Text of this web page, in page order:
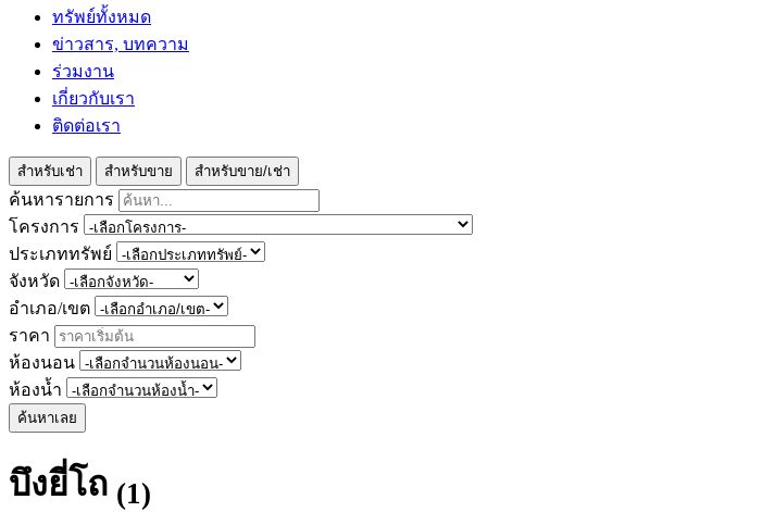
ทรัพย์ทั้งหมด
ข่าวสาร, บทความ
ร่วมงาน
เกี่ยวกับเรา
ติดต่อเรา
สำหรับเช่า สำหรับขาย สำหรับขาย/เช่า
ค้นหารายการ
โครงการ
ประเภททรัพย์
จังหวัด
อำเภอ/เขต
ราคา
ห้องนอน
ห้องน้ำ
ค้นหาเลย
บึงยี่โถ (1)